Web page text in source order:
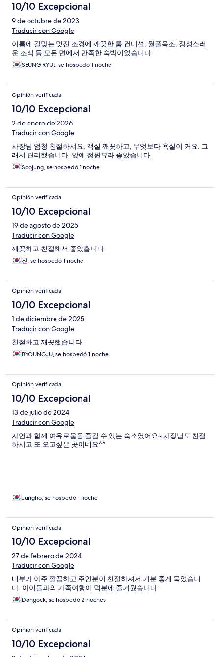
10/10 Excepcional
9 de octubre de 2023
Traducir con Google
이름에 걸맞는 멋진 조경에 깨끗한 룸 컨디션, 월풀욕조, 정성스러
운 조식 등 모든 면에서 만족한 숙박이었습니다.
SEUNG RYUL, se hospedó 1 noche
Opinión verificada
10/10 Excepcional
2 de enero de 2026
Traducir con Google
사장님 엄청 친절하셔요. 객실 깨끗하고, 무엇보다 욕실이 커요. 그
래서 편리했습니다. 앞에 정원뷰라 좋았습니다.
Soojung, se hospedó 1 noche
Opinión verificada
10/10 Excepcional
19 de agosto de 2025
Traducir con Google
깨끗하고 친절해서 좋았흡니다
진, se hospedó 1 noche
Opinión verificada
10/10 Excepcional
1 de diciembre de 2025
Traducir con Google
친절하고 깨끗했습니다.
BYOUNGJU, se hospedó 1 noche
Opinión verificada
10/10 Excepcional
13 de julio de 2024
Traducir con Google
자연과 함께 여유로움을 즐길 수 있는 숙소였어요~ 사장님도 친절
하시고 또 오고싶은 곳이네요^^
Jungho, se hospedó 1 noche
Opinión verificada
10/10 Excepcional
27 de febrero de 2024
Traducir con Google
내부가 아주 깔끔하고 주인분이 친절하셔서 기분 좋게 묵었습니
다. 아이들과의 가족여행이 덕분에 즐거웠습니다.
Dongock, se hospedó 2 noches
Opinión verificada
10/10 Excepcional